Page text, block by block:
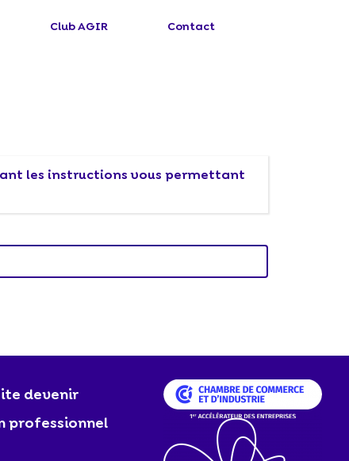
Club AGIR Contact
les instructions vous permettant
devenir
professionnel